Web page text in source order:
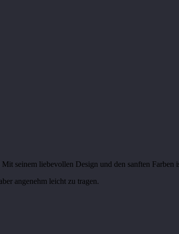
seinem liebevollen Design und den sanften
angenehm leicht zu tragen.